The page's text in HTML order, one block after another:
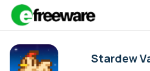
Zum
Inhalt
Stardew